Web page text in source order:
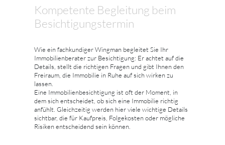
Kompetente Begleitung beim
Besichtigungstermin
Wie ein fachkundiger Wingman begleitet Sie Ihr
Immobilienberater zur Besichtigung: Er achtet auf die
Details, stellt die richtigen Fragen und gibt Ihnen den
Freiraum, die Immobilie in Ruhe auf sich wirken zu
lassen.
Eine Immobilienbesichtigung ist oft der Moment, in
dem sich entscheidet, ob sich eine Immobilie richtig
anfühlt. Gleichzeitig werden hier viele wichtige Details
sichtbar, die für Kaufpreis, Folgekosten oder mögliche
Risiken entscheidend sein können.